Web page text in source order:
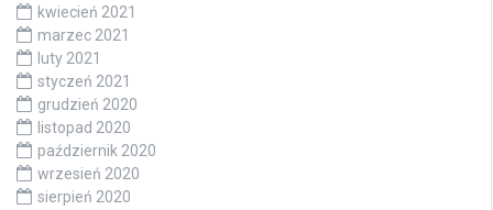
kwiecień 2021
marzec 2021
luty 2021
styczeń 2021
grudzień 2020
listopad 2020
październik 2020
wrzesień 2020
sierpień 2020